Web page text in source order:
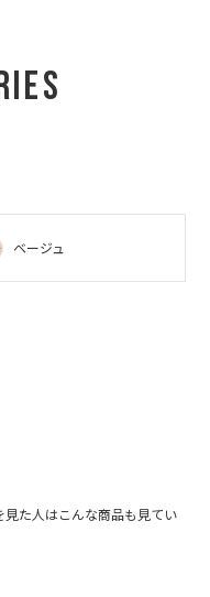
ベージュ
た人はこんな商品も見てい